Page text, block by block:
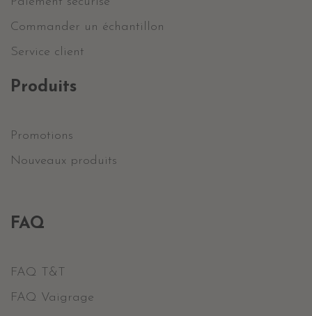
Commander un échantillon
Service client
Produits
Promotions
Nouveaux produits
FAQ
FAQ T&T
FAQ Vaigrage